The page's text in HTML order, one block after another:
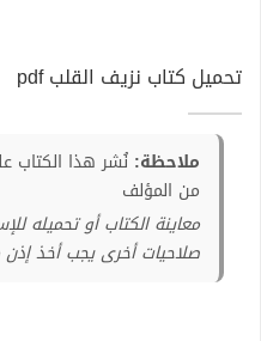
تحميل كتاب نزيف القلب pdf
ملاحظة: نُشر هذا الكتاب
من المؤلف
معاينة الكتاب أو تحميله
صلاحيات أخرى يجب أخذ